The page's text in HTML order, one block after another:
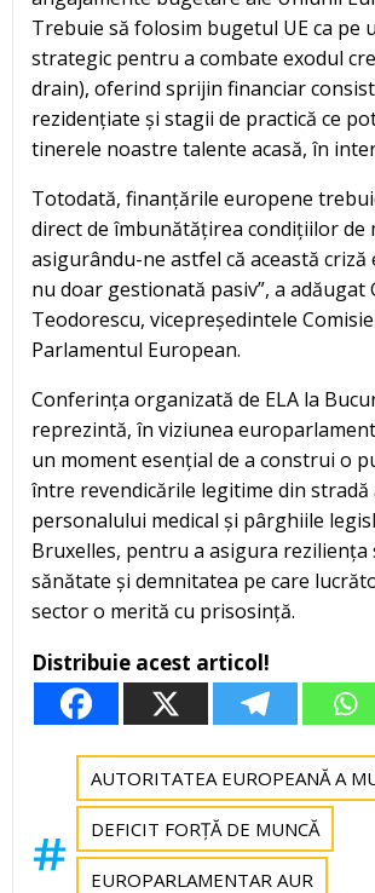
Trebuie să folosim bugetul UE ca pe
strategic pentru a combate exodul
drain), oferind sprijin financiar
rezidențiate și stagii de practică ce
tinerele noastre talente acasă, în
Totodată, finanțările europene
direct de îmbunătățirea condițiilor de
asigurându-ne astfel că această criză
nu doar gestionată pasiv”, a adăugat
Teodorescu, vicepreședintele
Parlamentul European.
Conferința organizată de ELA la
reprezintă, în viziunea
un moment esențial de a construi o
între revendicările legitime din stradă
personalului medical și pârghiile
Bruxelles, pentru a asigura reziliența
sănătate și demnitatea pe care
sector o merită cu prisosință.
Distribuie acest articol!
AUTORITATEA EUROPEANĂ A
DEFICIT FORȚĂ DE MUNCĂ
EUROPARLAMENTAR AUR